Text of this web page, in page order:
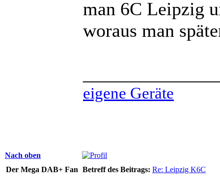
man 6C Leipzig
woraus man
eigene Geräte
Nach oben
Der Mega DAB+ Fan Betreff des Beitrags: Re: Leipzig K6C